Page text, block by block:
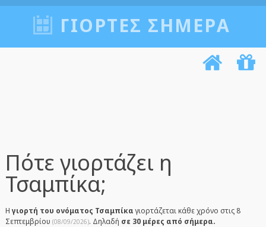
ΓΙΟΡΤΈΣ ΣΉΜΕΡΑ
Πότε γιορτάζει η
Τσαμπίκα;
Η γιορτή του ονόματος Τσαμπίκαγιορτάζεται κάθε χρόνο στις 8
Σεπτεμβρίου (08/09/2026). Δηλαδή σε 30 μέρες από σήμερα.